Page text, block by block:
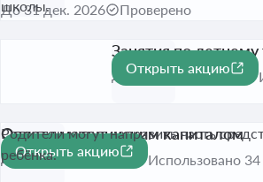
До 31 дек. 2026 Проверено
школы.
Занятия по
До 31 авг. 2026
Открыть акцию
Оплата материнским капиталом
До 31 авг. 2026
Родители могут направить часть
ребёнка.
Открыть акцию
Использовано 34